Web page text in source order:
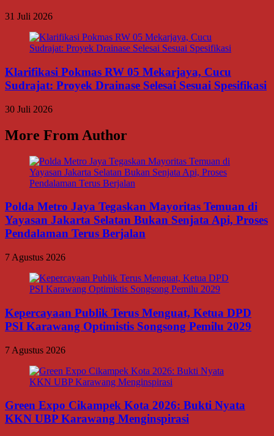
31 Juli 2026
Klarifikasi Pokmas RW 05 Mekarjaya, Cucu
Sudrajat: Proyek Drainase Selesai Sesuai Spesifikasi
30 Juli 2026
More From Author
Polda Metro Jaya Tegaskan Mayoritas Temuan di
Yayasan Jakarta Selatan Bukan Senjata Api, Proses
Pendalaman Terus Berjalan
7 Agustus 2026
Kepercayaan Publik Terus Menguat, Ketua DPD
PSI Karawang Optimistis Songsong Pemilu 2029
7 Agustus 2026
Green Expo Cikampek Kota 2026: Bukti Nyata
KKN UBP Karawang Menginspirasi